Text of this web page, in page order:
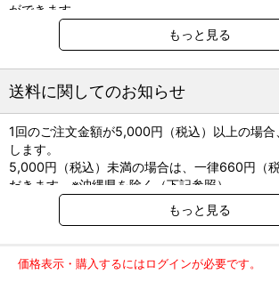
ができます。
●容量：10L
●キャスター：φ50mm（ストッパー無し）
●バケツ付き
●径×架台高さ（mm）：φ390×248（間口
もっと見る
送料に関してのお知らせ
1回のご注文金額が5,000円（税込）以上の場合
します。
5,000円（税込）未満の場合は、一律660円（
だきます。※沖縄県を除く（下記参照）
※2017年11月14日（火）より沖縄県へのお届け
回のご注文金額（税込）が、30,000円以上で配
ご了承のほどよろしくお願い致します。
弊社都合でお届けが２回以上に分かれる場合の
もっと見る
価格表示・購入するにはログインが必要です。